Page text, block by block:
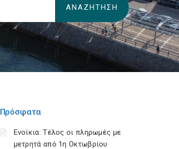
Πρόσφατα
Ενοίκια: Τέλος οι πληρωμές με
μετρητά από 1η Οκτωβρίου